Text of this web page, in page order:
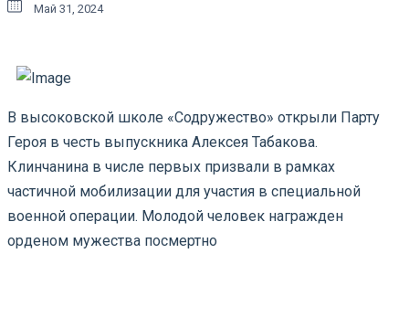
Май 31, 2024
В высоковской школе «Содружество» открыли Парту
Героя в честь выпускника Алексея Табакова.
Клинчанина в числе первых призвали в рамках
частичной мобилизации для участия в специальной
военной операции. Молодой человек награжден
орденом мужества посмертно